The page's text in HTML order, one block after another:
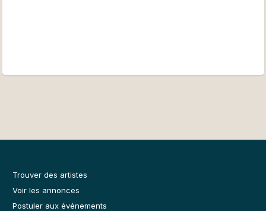
Trouver des artistes
Voir les annonces
Postuler aux événements